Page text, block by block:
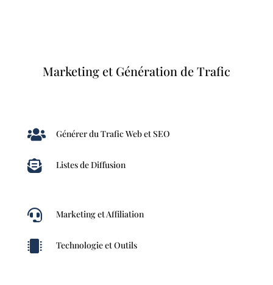
Marketing et Génération de Trafic
 Générer du Trafic Web et SEO
 Listes de Diffusion
 Marketing et Affiliation
 Technologie et Outils